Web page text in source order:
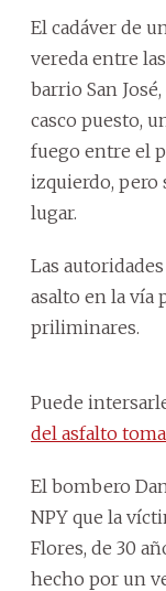
El cadáver de
vereda entre
barrio San
casco puesto,
fuego entre el
izquierdo, pero
lugar.
Las
asalto en la vía
priliminares.
Puede
del asfalto
El bombero
NPY que la
Flores, de 30
hecho por un